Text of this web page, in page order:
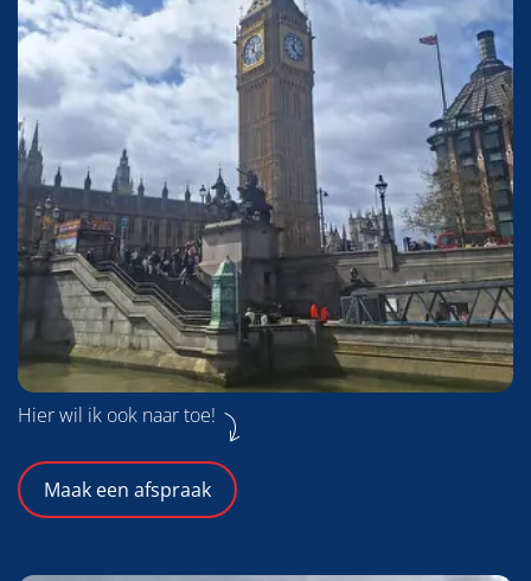
Hier wil ik ook naar toe!
Maak een afspraak